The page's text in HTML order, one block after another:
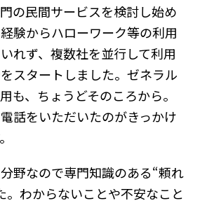
の民間サービスを検討し始め
験からハローワーク等の利用
れず、複数社を並行して利用
スタートしました。ゼネラル
も、ちょうどそのころから。
話をいただいたのがきっかけ
野なので専門知識のある“頼れ
。わからないことや不安なこと